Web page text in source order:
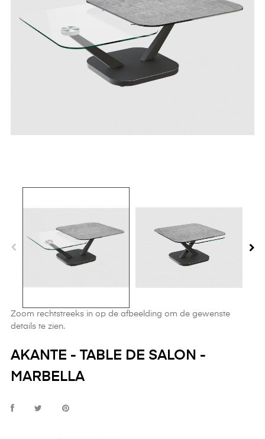
Zoom rechtstreeks in op de afbeelding om de gewenste
details te zien.
AKANTE - TABLE DE SALON -
MARBELLA